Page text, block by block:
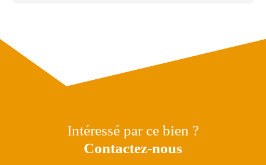
Intéressé par ce bien ?
Contactez-nous